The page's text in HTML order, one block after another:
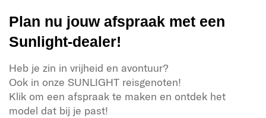
Plan nu jouw afspraak met een
Sunlight-dealer!
Heb je zin in vrijheid en avontuur?
Ook in onze SUNLIGHT reisgenoten!
Klik om een afspraak te maken en ontdek het
model dat bij je past!